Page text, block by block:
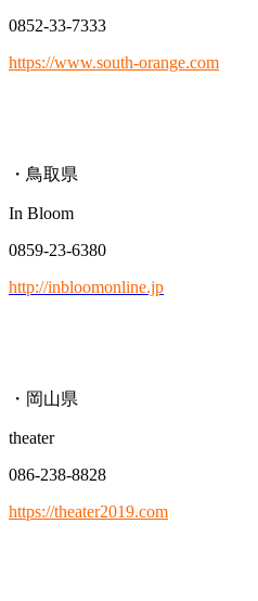
0852-33-7333
https://www.south-orange.com
・鳥取県
In Bloom
0859-23-6380
http://inbloomonline.jp
・岡山県
theater
086-238-8828
https://theater2019.com